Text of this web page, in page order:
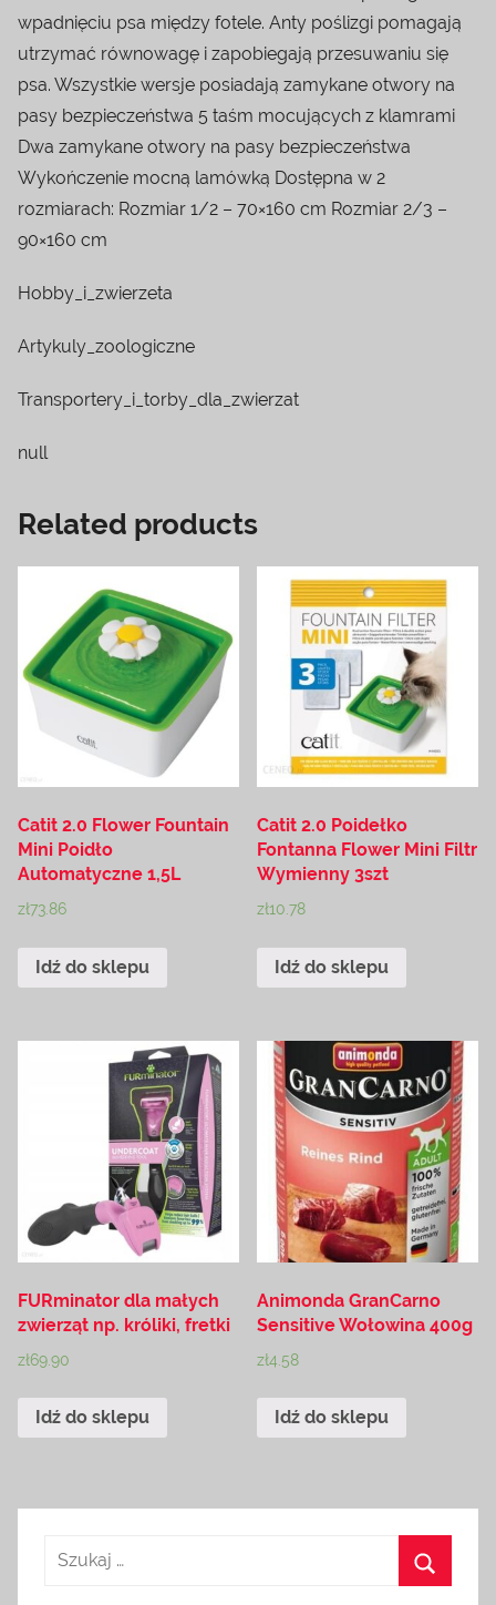
wpadnięciu psa między fotele. Anty poślizgi pomagają
utrzymać równowagę i zapobiegają przesuwaniu się
psa. Wszystkie wersje posiadają zamykane otwory na
pasy bezpieczeństwa 5 taśm mocujących z klamrami
Dwa zamykane otwory na pasy bezpieczeństwa
Wykończenie mocną lamówką Dostępna w 2
rozmiarach: Rozmiar 1/2 – 70×160 cm Rozmiar 2/3 –
90×160 cm
Hobby_i_zwierzeta
Artykuly_zoologiczne
Transportery_i_torby_dla_zwierzat
null
Related products
Catit 2.0 Flower Fountain
Mini Poidło
Automatyczne 1,5L
zł73.86
Idź do sklepu
Catit 2.0 Poidełko
Fontanna Flower Mini Filtr
Wymienny 3szt
zł10.78
Idź do sklepu
FURminator dla małych
zwierząt np. króliki, fretki
zł69.90
Idź do sklepu
Animonda GranCarno
Sensitive Wołowina 400g
zł4.58
Idź do sklepu